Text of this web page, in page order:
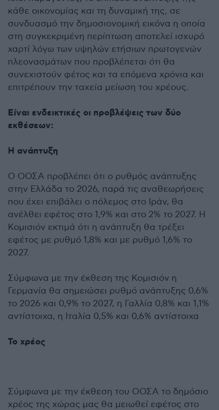
κάθε οικονομίας και τη δυναμική της, σε
συνδυασμό την δημοσιονομική εικόνα η οποία
στη συγκεκριμένη περίπτωση αποτελεί ισχυρό
χαρτί λόγω των υψηλών ετήσιων πρωτογενών
πλεονασμάτων που προβλέπεται ότι θα
συνεχιστούν φέτος και τα επόμενα χρόνια και
επιτρέπουν την ταχεία μείωση του χρέους.
Είναι ενδεικτικές οι προβλέψεις των δύο
εκθέσεων:
Η ανάπτυξη
Ο ΟΟΣΑ προβλέπει ότι ο ρυθμός ανάπτυξης
στην Ελλάδα το 2026, παρά τις αναθεωρήσεις
που έχει επιβάλει ο πόλεμος στο Ιράν, θα
ανέλθει εφέτος στο 1,9% και στο 2% το 2027. Η
Κομισιόν εκτιμά ότι η ανάπτυξη θα τρέξει
εφέτος με ρυθμό 1,8% και με ρυθμό 1,6% το
2027.
Σύμφωνα με την έκθεση της Κομισιόν η
Γερμανία θα σημειώσει ρυθμό ανάπτυξης 0,6%
το 2026 και 0,9% το 2027, η Γαλλία 0,8% και 1,1%
αντίστοιχα, η Ιταλία 0,5% και 0,6% αντίστοιχα
Το χρέος
Σύμφωνα με την έκθεση του ΟΟΣΑ το δημόσιο
χρέος της χώρας μας θα μειωθεί εφέτος στο